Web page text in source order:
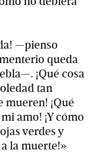
—pienso
queda
¡Qué cosa
tan
mueren! ¡Qué
amo! ¡Y cómo
verdes y
la muerte!»